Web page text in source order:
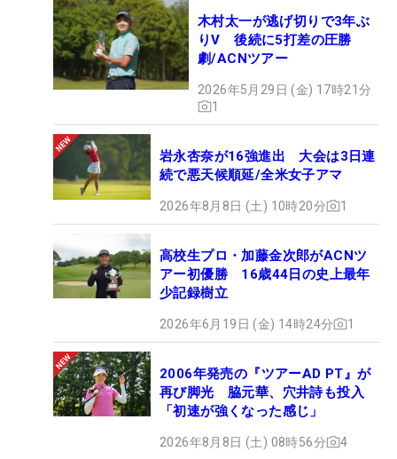
木村太一が逃げ切りで3年ぶ
りV 後続に5打差の圧勝
劇/ACNツアー
2026年5月29日 (金) 17時21分
1
岩永杏奈が16強進出 大会は3日連
続で悪天候順延/全米女子アマ
2026年8月8日 (土) 10時20分 1
高校生プロ・加藤金次郎がACNツ
アー初優勝 16歳44日の史上最年
少記録樹立
2026年6月19日 (金) 14時24分 1
2006年発売の『ツアーAD PT』が
再び脚光 脇元華、穴井詩も投入
「初速が強くなった感じ」
2026年8月8日 (土) 08時56分 4